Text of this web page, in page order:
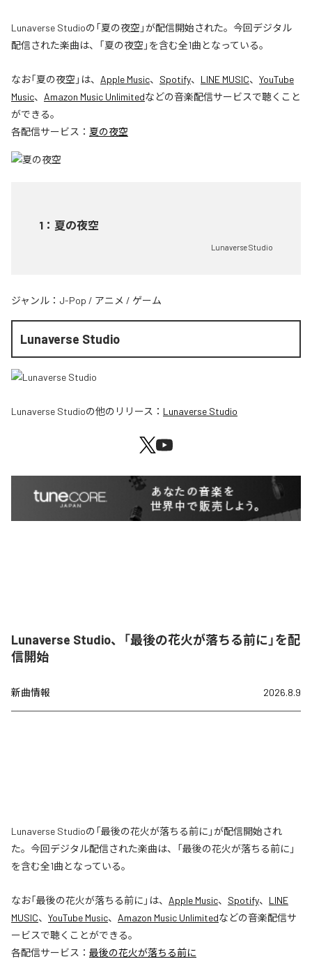
Lunaverse Studioの「夏の夜空」が配信開始された。今回デジタル
配信された楽曲は、「夏の夜空」を含む全1曲となっている。
なお「夏の夜空 」は、 Apple Music、 Spotify、 LINE MUSIC、 YouTube
Music、 Amazon Music Unlimitedなどの音楽配信サービスで聴くこと
ができる。
各配信サービス： 夏の夜空
1 ： 夏の夜空
Lunaverse Studio
ジャンル： J-Pop / アニメ / ゲーム
Lunaverse Studio
Lunaverse Studioの他のリリース： Lunaverse Studio
Lunaverse Studio、「最後の花火が落ちる前に」を配
信開始
新曲情報 2026.8.9
Lunaverse Studioの「最後の花火が落ちる前に」が配信開始され
た。今回デジタル配信された楽曲は、「最後の花火が落ちる前に」
を含む全1曲となっている。
なお「最後の花火が落ちる前に 」は、 Apple Music、 Spotify、 LINE
MUSIC、 YouTube Music、 Amazon Music Unlimitedなどの音楽配信サ
ービスで聴くことができる。
各配信サービス： 最後の花火が落ちる前に